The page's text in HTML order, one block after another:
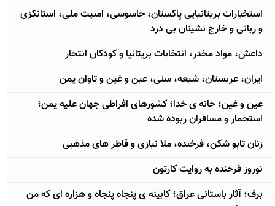
استخبارات بریتانیایی پاکستان، جاسوسی، امنیت ملی، استانکزی
و ربانی و خارج نشینان بی درد
داعش، مواد مخدر، انتخابات بریتانیا و کودکان انتحار
ایران، عربستان، شیعه، سنی، عین و غین و تاوان یمن
عین و غین؛ خانه ی خدا؛ کشورهای افراطی جهان علیه یمن؛
استحمار و مسافران ربوده شده
زنان تابو شکن، فرخنده، ملا نیازی و قاطر های مذهبی
نوروز فرخنده به روایت کارتون
برف؛ آثار باستانی عراق؛ کابینه ی پنجاه پنجاه و هزاره ای که من